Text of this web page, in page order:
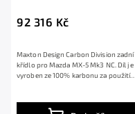
92 316 Kč
Maxton Design Carbon Division zadní
křídlo pro Mazda MX-5 Mk3 NC. Díl je
vyroben ze 100% karbonu za použití